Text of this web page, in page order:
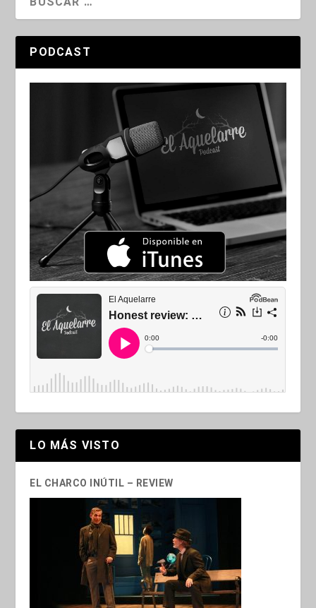
PODCAST
LO MÁS VISTO
EL CHARCO INÚTIL – REVIEW